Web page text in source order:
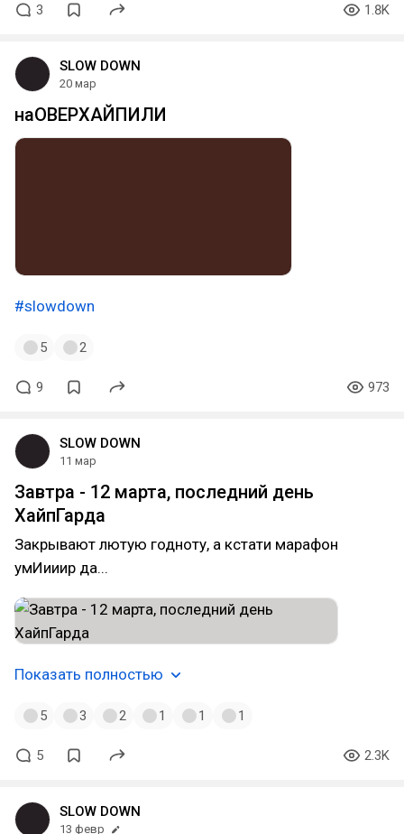
3 1.8K
SLOW DOWN
20 мар
наОВЕРХАЙПИЛИ
#slowdown
5 2
9 973
SLOW DOWN
11 мар
Завтра - 12 марта, последний день
ХайпГарда
Закрывают лютую годноту, а кстати марафон
умИииир да...
Показать полностью
5 3 2 1 1 1
5 2.3K
SLOW DOWN
13 февр